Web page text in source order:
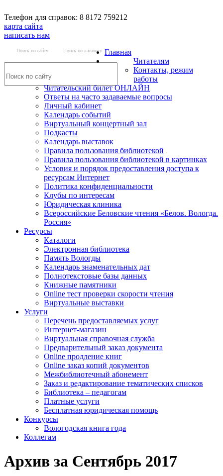
Телефон для справок: 8 8172 759212
карта сайта
написать нам
Поиск по сайту Поиск по каталогу Главная
Читателям
Контакты, режим
работы
Читательский билет ОНЛАЙН
Ответы на часто задаваемые вопросы
Личный кабинет
Календарь событий
Виртуальный концертный зал
Подкасты
Календарь выставок
Правила пользования библиотекой
Правила пользования библиотекой в картинках
Условия и порядок предоставления доступа к
ресурсам Интернет
Политика конфиденциальности
Клубы по интересам
Юридическая клиника
Всероссийские Беловские чтения «Белов. Вологда.
Россия»
Ресурсы
Каталоги
Электронная библиотека
Память Вологды
Календарь знаменательных дат
Полнотекстовые базы данных
Книжные памятники
Online тест проверки скорости чтения
Виртуальные выставки
Услуги
Перечень предоставляемых услуг
Интернет-магазин
Виртуальная справочная служба
Предварительный заказ документа
Online продление книг
Online заказ копий документов
Межбиблиотечный абонемент
Заказ и редактирование тематических списков
Библиотека – педагогам
Платные услуги
Бесплатная юридическая помощь
Конкурсы
Вологодская книга года
Коллегам
Архив за Сентябрь 2017